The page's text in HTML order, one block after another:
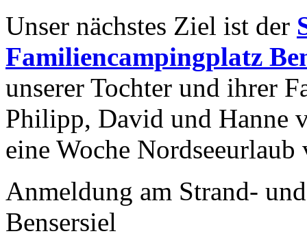
Unser nächstes Ziel ist der
Familiencampingplatz
unserer Tochter und ihrer
Philipp, David und Hanne
eine Woche
Anmeldung am Strand-
Bensersiel